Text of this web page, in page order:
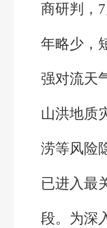
商研判，
年略少，
强对流天
山洪地质
涝等风险
已进入最
段。为深